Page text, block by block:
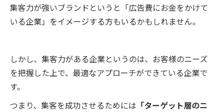
集客力が強いブランドというと「広告費にお金をかけて
いる企業」をイメージする方もいるかもしれません。
しかし、集客力がある企業というのは、お客様のニーズ
を把握した上で、最適なアプローチができている企業で
す。
つまり、集客を成功させるためには 「ターゲット層のニ